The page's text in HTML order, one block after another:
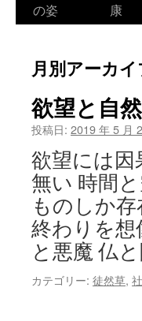
キの姿
康
月別アーカ
欲望と自然
投稿日: 2019 年 5 月
欲望には
無い 時間
ものしか
終わりを
と悪魔 仏
カテゴリー: 徒然草,